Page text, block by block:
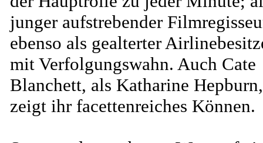
junger aufstrebender
ebenso als gealterter
mit Verfolgungswahn. Auch Cate
Blanchett, als Katharine Hepburn,
zeigt ihr facettenreiches Können.